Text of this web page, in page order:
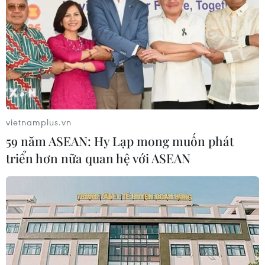
543D tạm thời tê liệt
08/08/2026 07:09
Vụ phế liệu bằng sắt, nhọn rơi trên
cao tốc: Tài xế xe chở mắc nhiều lỗi vi
phạm
08/08/2026 06:37
Dự án Sân bay Phú Quốc tăng tốc thi
công, sẽ cán mốc vận hành từ tháng
4/2027
08/08/2026 04:30
Metro Nhổn-Ga Hà Nội đã “cõng”
vietnamplus.vn
59 năm ASEAN: Hy Lạp mong muốn phát
triển hơn nữa quan hệ với ASEAN